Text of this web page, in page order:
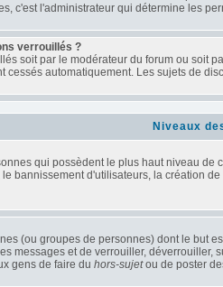
c'est l'administrateur qui détermine les
verrouillés ?
soit par le modérateur du forum ou soit
cessés automatiquement. Les sujets de
Niveaux
qui possèdent le plus haut niveau
bannissement d'utilisateurs, la création
(ou groupes de personnes) dont le but
messages et de verrouiller,
gens de faire du hors-sujetou de poster